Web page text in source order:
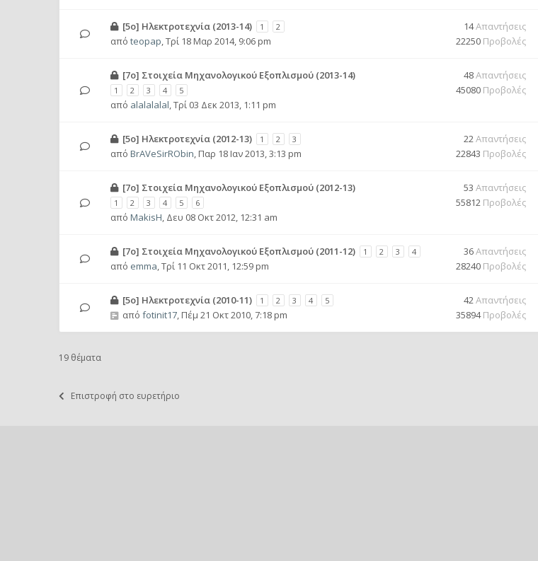
[5ο] Ηλεκτροτεχνία (2013-14) 1 2
από teopap,Τρί 18 Μαρ 2014, 9:06 pm
14Απαντήσεις
22250 Προβολές
[7ο] Στοιχεία Μηχανολογικού Εξοπλισμού (2013-14)
1 2 3 4 5
από alalalalal,Τρί 03 Δεκ 2013, 1:11 pm
48Απαντήσεις
45080 Προβολές
[5ο] Ηλεκτροτεχνία (2012-13) 1 2 3
από BrAVeSirRObin, Παρ 18 Ιαν 2013, 3:13 pm
22Απαντήσεις
22843 Προβολές
[7ο] Στοιχεία Μηχανολογικού Εξοπλισμού (2012-13)
1 2 3 4 5 6
από MakisH, Δευ 08 Οκτ 2012, 12:31 am
53 Απαντήσεις
55812 Προβολές
[7ο] Στοιχεία Μηχανολογικού Εξοπλισμού (2011-12) 1 2 3 4
από emma,Τρί 11 Οκτ 2011, 12:59 pm
36Απαντήσεις
28240 Προβολές
[5ο] Ηλεκτροτεχνία (2010-11) 1 2 3 4 5
από fotinit17, Πέμ 21 Οκτ 2010, 7:18 pm
42Απαντήσεις
35894Προβολές
19 θέματα
Επιστροφή στο ευρετήριο